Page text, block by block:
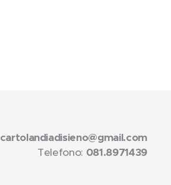
cartolandiadisieno@gmail.com
Telefono: 081.8971439